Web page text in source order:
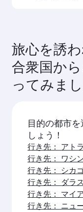
なりますので、
確認ください。
すめします。運
度、空席状況に
旅心を誘
合衆国か
ってみま
目的の都市
しょう！
行き先： アト
行き先： ワシ
行き先： シカ
行き先： ダラ
行き先： マイ
行き先： ニュ